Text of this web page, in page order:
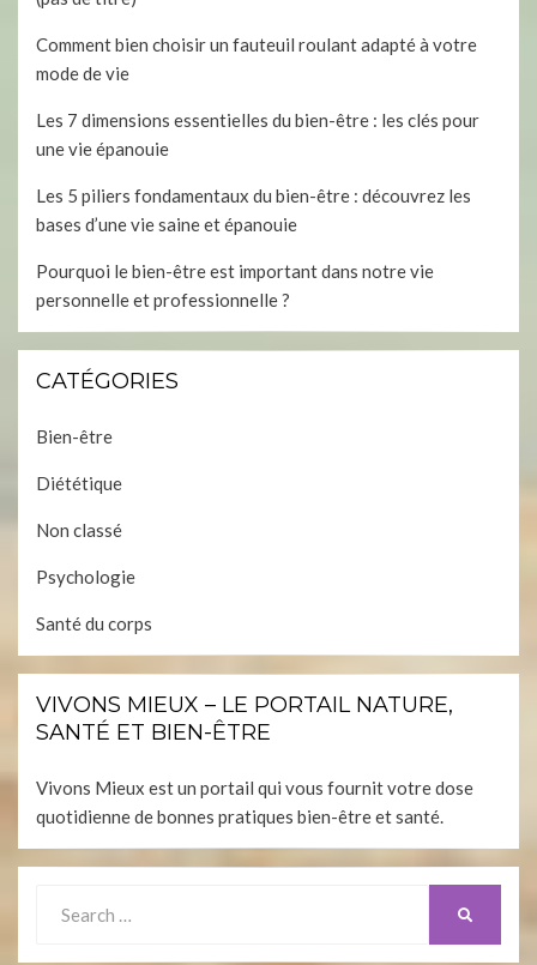
Comment bien choisir un fauteuil roulant adapté à votre
mode de vie
Les 7 dimensions essentielles du bien-être : les clés pour
une vie épanouie
Les 5 piliers fondamentaux du bien-être : découvrez les
bases d’une vie saine et épanouie
Pourquoi le bien-être est important dans notre vie
personnelle et professionnelle ?
CATÉGORIES
Bien-être
Diététique
Non classé
Psychologie
Santé du corps
VIVONS MIEUX – LE PORTAIL NATURE,
SANTÉ ET BIEN-ÊTRE
Vivons Mieux est un portail qui vous fournit votre dose
quotidienne de bonnes pratiques bien-être et santé.
for: